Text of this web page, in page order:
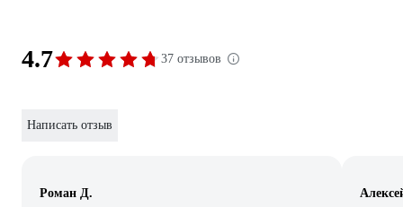
4.7 37 отзывов
Написать отзыв
Роман Д.